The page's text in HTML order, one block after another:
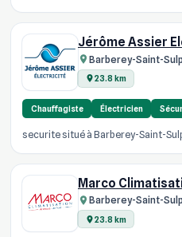
Jérôme Assier
Barberey-Saint-
23.8 km
Chauffagiste Électricien
securite situé à Barberey-Saint-
Marco
Barberey-Saint-
23.8 km